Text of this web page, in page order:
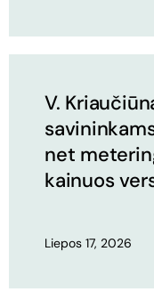
V.
net
kainuos
Liepos 17, 2026